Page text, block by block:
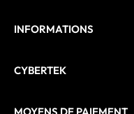
INFORMATIONS
CYBERTEK